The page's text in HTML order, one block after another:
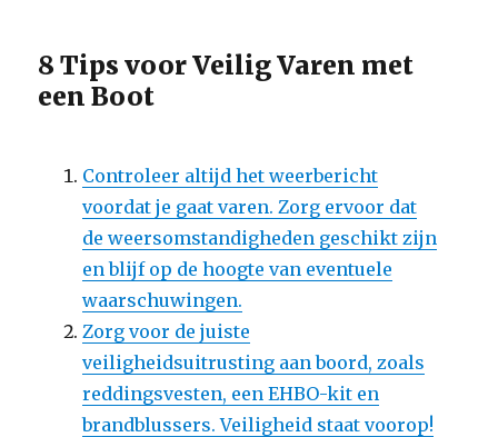
8 Tips voor Veilig Varen met
een Boot
Controleer altijd het weerbericht
voordat je gaat varen. Zorg ervoor dat
de weersomstandigheden geschikt zijn
en blijf op de hoogte van eventuele
waarschuwingen.
Zorg voor de juiste
veiligheidsuitrusting aan boord, zoals
reddingsvesten, een EHBO-kit en
brandblussers. Veiligheid staat voorop!